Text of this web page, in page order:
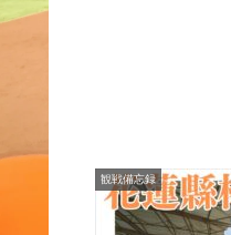
観戦備忘録